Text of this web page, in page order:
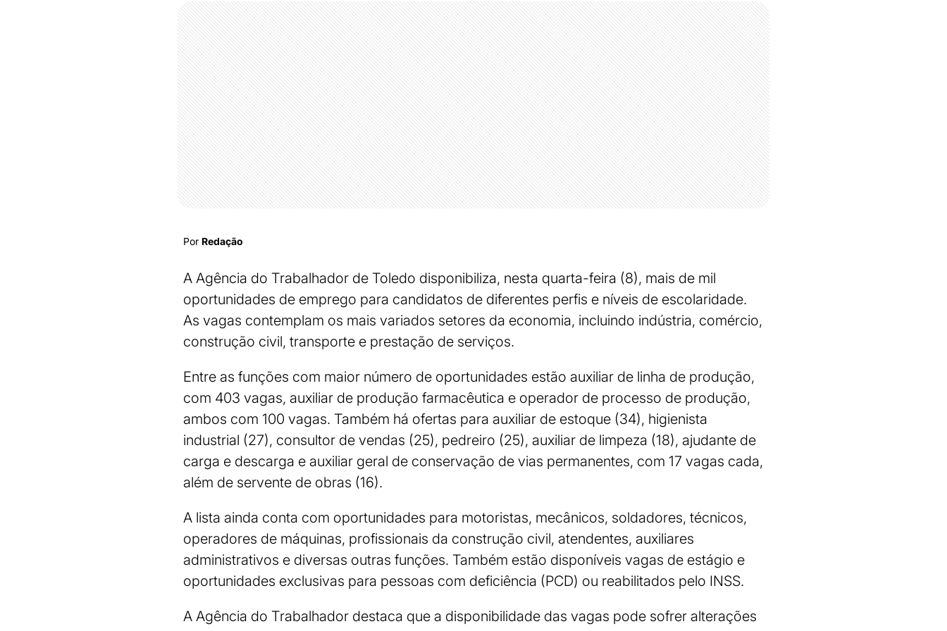
Por Redação
A Agência do Trabalhador de Toledo disponibiliza, nesta quarta-feira (8), mais de mil
oportunidades de emprego para candidatos de diferentes perfis e níveis de escolaridade.
As vagas contemplam os mais variados setores da economia, incluindo indústria, comércio,
construção civil, transporte e prestação de serviços.
Entre as funções com maior número de oportunidades estão auxiliar de linha de produção,
com 403 vagas, auxiliar de produção farmacêutica e operador de processo de produção,
ambos com 100 vagas. Também há ofertas para auxiliar de estoque (34), higienista
industrial (27), consultor de vendas (25), pedreiro (25), auxiliar de limpeza (18), ajudante de
carga e descarga e auxiliar geral de conservação de vias permanentes, com 17 vagas cada,
além de servente de obras (16).
A lista ainda conta com oportunidades para motoristas, mecânicos, soldadores, técnicos,
operadores de máquinas, profissionais da construção civil, atendentes, auxiliares
administrativos e diversas outras funções. Também estão disponíveis vagas de estágio e
oportunidades exclusivas para pessoas com deficiência (PCD) ou reabilitados pelo INSS.
A Agência do Trabalhador destaca que a disponibilidade das vagas pode sofrer alterações